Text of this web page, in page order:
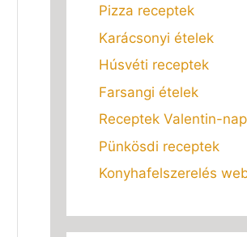
Pizza receptek
Karácsonyi ételek
Húsvéti receptek
Farsangi ételek
Receptek Valentin-
Pünkösdi receptek
Konyhafelszerelés